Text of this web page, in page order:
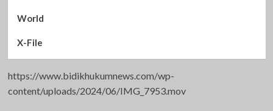
World
X-File
https://www.bidikhukumnews.com/wp-
content/uploads/2024/06/IMG_7953.mov